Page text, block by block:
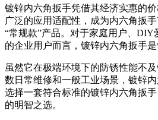
镀锌内六角扳手凭借其经济实惠的
广泛的应用适配性，成为内六角扳
“常规款”产品。对于家庭用户、DIY
的企业用户而言，镀锌内六角扳手是
虽然它在极端环境下的防锈性能不
数日常维修和一般工业场景，镀锌内
选择一套符合标准的镀锌内六角扳
的明智之选。